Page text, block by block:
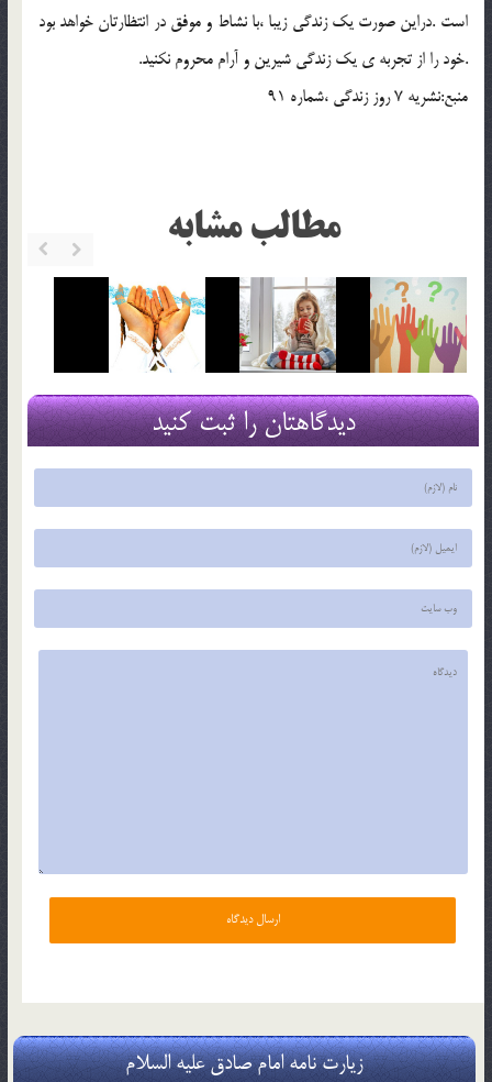
است .دراين صورت يك زندگي زيبا ،با نشاط و موفق در انتظارتان خواهد بود
.خود را از تجربه ي يك زندگي شيرين و آرام محروم نكنيد.
منبع:نشريه 7 روز زندگي ،شماره 91
مطالب مشابه
دیدگاهتان را ثبت کنید
زیارت نامه امام صادق علیه السلام